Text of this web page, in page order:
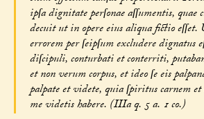
ipſa dignitate perſonae aſſumentis,
decuit ut in opere eius aliqua fictio
errorem per ſeipſum excludere dignatus
diſcipuli, conturbati et conterriti,
et non verum corpus, et ideo ſe eis
palpate et videte, quia ſpiritus carnem et
me videtis habere. (IIIa q. 5 a. 1 co.)